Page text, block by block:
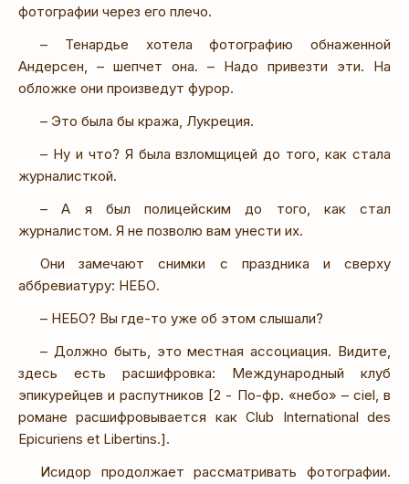
фотографии через его плечо.
– Тенардье хотела фотографию обнаженной
Андерсен, – шепчет она. – Надо привезти эти. На
обложке они произведут фурор.
– Это была бы кража, Лукреция.
– Ну и что? Я была взломщицей до того, как стала
журналисткой.
– А я был полицейским до того, как стал
журналистом. Я не позволю вам унести их.
Они замечают снимки с праздника и сверху
аббревиатуру: НЕБО.
– НЕБО? Вы где-то уже об этом слышали?
– Должно быть, это местная ассоциация. Видите,
здесь есть расшифровка: Международный клуб
эпикурейцев и распутников [2 - По-фр. «небо» – ciel, в
романе расшифровывается как Club International des
Epicuriens et Libertins.].
Исидор продолжает рассматривать фотографии.